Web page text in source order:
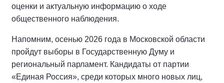
оценки и актуальную информацию о ходе
общественного наблюдения.
Напомним, осенью 2026 года в Московской области
пройдут выборы в Государственную Думу и
региональный парламент. Кандидаты от партии
«Единая Россия», среди которых много новых лиц,